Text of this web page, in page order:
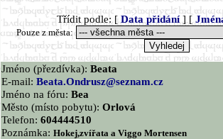
Třídit podle: [ Data přidání] [
Pouze z města:
Jméno (přezdívka): Beata
E-mail: Beata.Ondrusz@seznam.cz
Jméno na fóru: Bea
Město (místo pobytu): Orlová
Telefon: 604444510
Poznámka: Hokej,zvířata a Viggo Mortensen